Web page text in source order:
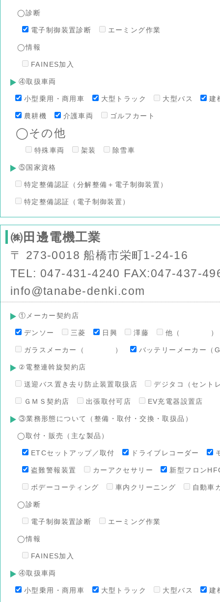
◯診断
電子制御装置診断 エーミング作業
◯情報
FAINES加入
④取扱車両
小型乗用・商用車 大型トラック 大型バス 建
農耕機 介護車両 ゴルフカート
◯その他
特殊車両 架装 除雪車
⑤国家資格
特定整備認証（分解整備＋電子制御装置）
特定整備認証（電子制御装置）
㈱田邊電機工業
〒 273-0018 船橋市栄町1-24-16
TEL: 047-431-4240 FAX:047-437-
info@tanabe-denki.com
①メーカー契約店
デンソー 三菱 日興 澤藤 他（ ）
ガラスメーカー（ ） バッテリーメーカー（
②電整連斡旋契約店
送迎バス置き去り防止装置取扱店 デジタコ（セント
ＧＭＳ契約店 出張取付可店 EV充電器設置店
③業務形態について（整備・取付・交換・取扱品）
◯取付・販売（主な製品）
ETCセットアップ／取付 ドライブレコーダー
盗難警報装置 カーアクセサリー 新型フロン
ボデーコーティング 車内クリーニング 自動車
◯診断
電子制御装置診断 エーミング作業
◯情報
FAINES加入
④取扱車両
小型乗用・商用車 大型トラック 大型バス 建